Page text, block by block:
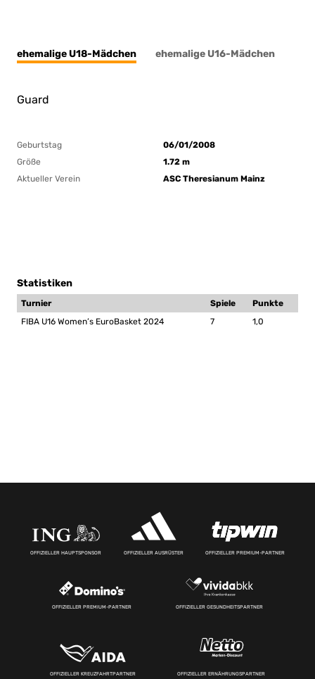
ehemalige U18-Mädchen ehemalige U16-Mädchen
Guard
Geburtstag
06/01/2008
Größe
1.72 m
Aktueller Verein
ASC Theresianum Mainz
Statistiken
Turnier Spiele
Punkte
FIBA U16 Women’s EuroBasket 2024
7 1,0
OFFIZIELLER HAUPTSPONSOR OFFIZIELLER AUSRÜSTER OFFIZIELLER PREMIUM-PARTNER
OFFIZIELLER PREMIUM-PARTNER OFFIZIELLER GESUNDHEITSPARTNER
OFFIZIELLER KREUZFAHRTPARTNER OFFIZIELLER ERNÄHRUNGSPARTNER